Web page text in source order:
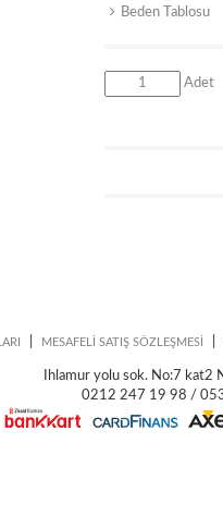
Beden Tablosu
Adet
MESAFELİ SATIŞ SÖZLEŞMESİ
Ihlamur yolu sok. No:7 kat2
0212 247 19 98 /